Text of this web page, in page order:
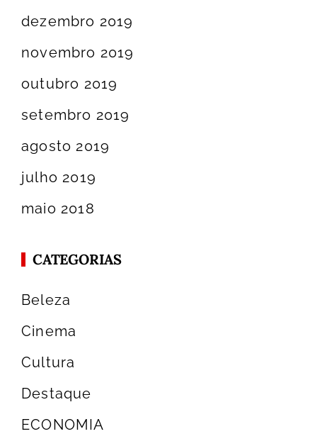
dezembro 2019
novembro 2019
outubro 2019
setembro 2019
agosto 2019
julho 2019
maio 2018
CATEGORIAS
Beleza
Cinema
Cultura
Destaque
ECONOMIA